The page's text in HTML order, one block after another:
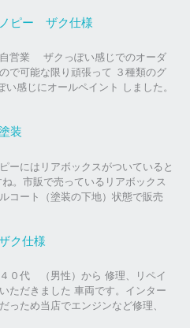
ピー ザク仕様
営業 ザクっぽい感じでのオーダ
で可能な限り頑張って ３種類のグ
感じにオールペイント しました。
装
ーにはリアボックスがついていると
。市販で売っているリアボックス
コート（塗装の下地）状態で販売
ク仕様
０代 （男性）から 修理、リペイ
ただきました 車両です。インター
っため当店でエンジンなど修理、